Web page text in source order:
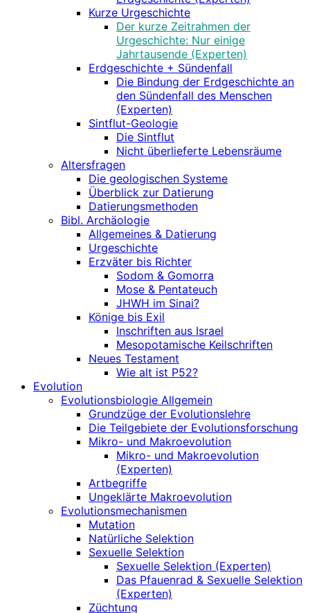
Kurze Urgeschichte
Der kurze Zeitrahmen der
Urgeschichte: Nur einige
Jahrtausende (Experten)
Erdgeschichte + Sündenfall
Die Bindung der Erdgeschichte an
den Sündenfall des Menschen
(Experten)
Sintflut-Geologie
Die Sintflut
Nicht überlieferte Lebensräume
Altersfragen
Die geologischen Systeme
Überblick zur Datierung
Datierungsmethoden
Bibl. Archäologie
Allgemeines & Datierung
Urgeschichte
Erzväter bis Richter
Sodom & Gomorra
Mose & Pentateuch
JHWH im Sinai?
Könige bis Exil
Inschriften aus Israel
Mesopotamische Keilschriften
Neues Testament
Wie alt ist P52?
Evolution
Evolutionsbiologie Allgemein
Grundzüge der Evolutionslehre
Die Teilgebiete der Evolutionsforschung
Mikro- und Makroevolution
Mikro- und Makroevolution
(Experten)
Artbegriffe
Ungeklärte Makroevolution
Evolutionsmechanismen
Mutation
Natürliche Selektion
Sexuelle Selektion
Sexuelle Selektion (Experten)
Das Pfauenrad & Sexuelle Selektion
(Experten)
Züchtung